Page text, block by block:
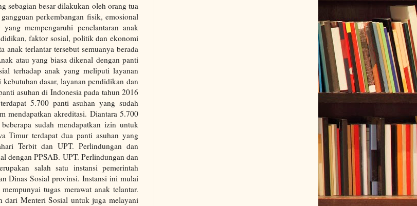
sebagian besar dilakukan oleh orang tua
perkembangan fisik, emosional
mempengaruhi penelantaran anak
faktor sosial, politik dan ekonomi
terlantar tersebut semuanya berada
atau yang biasa dikenal dengan panti
terhadap anak yang meliputi layanan
dasar, layanan pendidikan dan
asuhan di Indonesia pada tahun 2016
5.700 panti asuhan yang sudah
mendapatkan akreditasi. Diantara 5.700
sudah mendapatkan izin untuk
Timur terdapat dua panti asuhan yang
Terbit dan UPT. Perlindungan dan
dengan PPSAB. UPT. Perlindungan dan
salah satu instansi pemerintah
Dinas Sosial provinsi. Instansi ini mulai
tugas merawat anak telantar.
dari Menteri Sosial untuk juga melayani